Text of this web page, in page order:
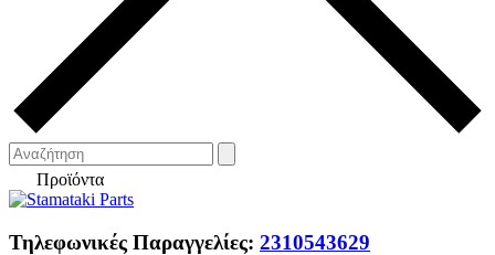
Προϊόντα
Τηλεφωνικές Παραγγελίες: 2310543629